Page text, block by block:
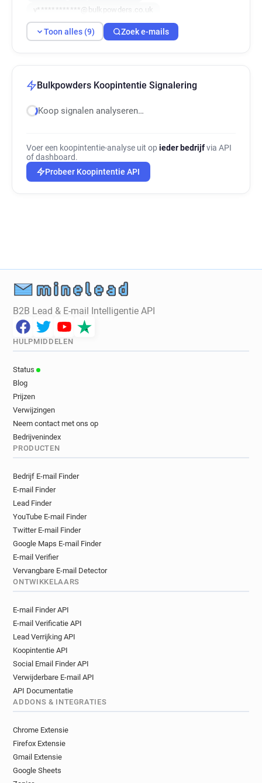
v************@bulkpowders.co.uk
z*****@bulkpowders.co.uk
a******@bulkpowders.co.uk
c**********@bulkpowders.co.uk
Toon alles (9) Zoek e-mails
Bulkpowders Koopintentie Signalering
Koop signalen analyseren…
Voer een koopintentie-analyse uit op ieder bedrijfvia API
of dashboard.
Probeer Koopintentie API
B2B Lead & E-mail Intelligentie API
HULPMIDDELEN
Status
Blog
Prijzen
Verwijzingen
Neem contact met ons op
Bedrijvenindex
PRODUCTEN
Bedrijf E-mail Finder
E-mail Finder
Lead Finder
YouTube E-mail Finder
Twitter E-mail Finder
Google Maps E-mail Finder
E-mail Verifier
Vervangbare E-mail Detector
ONTWIKKELAARS
E-mail Finder API
E-mail Verificatie API
Lead Verrijking API
Koopintentie API
Social Email Finder API
Verwijderbare E-mail API
API Documentatie
ADDONS & INTEGRATIES
Chrome Extensie
Firefox Extensie
Gmail Extensie
Google Sheets